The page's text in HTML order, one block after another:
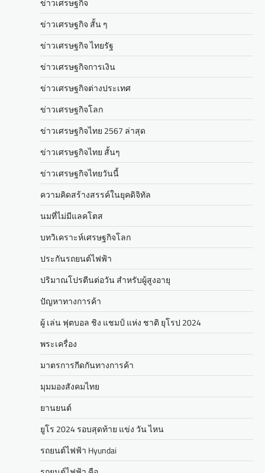
ข่าวเศรษฐกิจ
ข่าวเศรษฐกิจ สั้น ๆ
ข่าวเศรษฐกิจ ไทยรัฐ
ข่าวเศรษฐกิจการเงิน
ข่าวเศรษฐกิจต่างประเทศ
ข่าวเศรษฐกิจโลก
ข่าวเศรษฐกิจไทย 2567 ล่าสุด
ข่าวเศรษฐกิจไทย สั้นๆ
ข่าวเศรษฐกิจไทยวันนี้
ความคิดสร้างสรรค์ในยุคดิจิทัล
นมที่ไม่มีแลคโตส
บทวิเคราะห์เศรษฐกิจโลก
ประกันรถยนต์ไฟฟ้า
ปริมาณโปรตีนต่อวัน สำหรับผู้สูงอายุ
ปัญหาทางการค้า
ผู้ เล่น ฟุตบอล ชิง แชมป์ แห่ง ชาติ ยุโรป 2024
พระเครื่อง
มาตรการกีดกันทางการค้า
มุมมองสังคมไทย
ยานยนต์
ยูโร 2024 รอบสุดท้าย แข่ง วัน ไหน
รถยนต์ไฟฟ้า Hyundai